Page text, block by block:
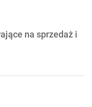
na sprzedaż i